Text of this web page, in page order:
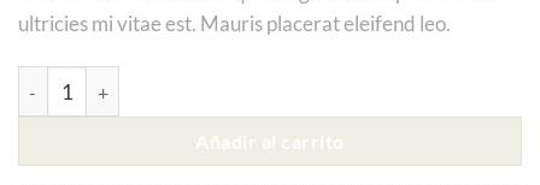
ultricies mi vitae est. Mauris placerat eleifend leo.
Happy Ninja cantidad
Añadir al carrito
Alternative: